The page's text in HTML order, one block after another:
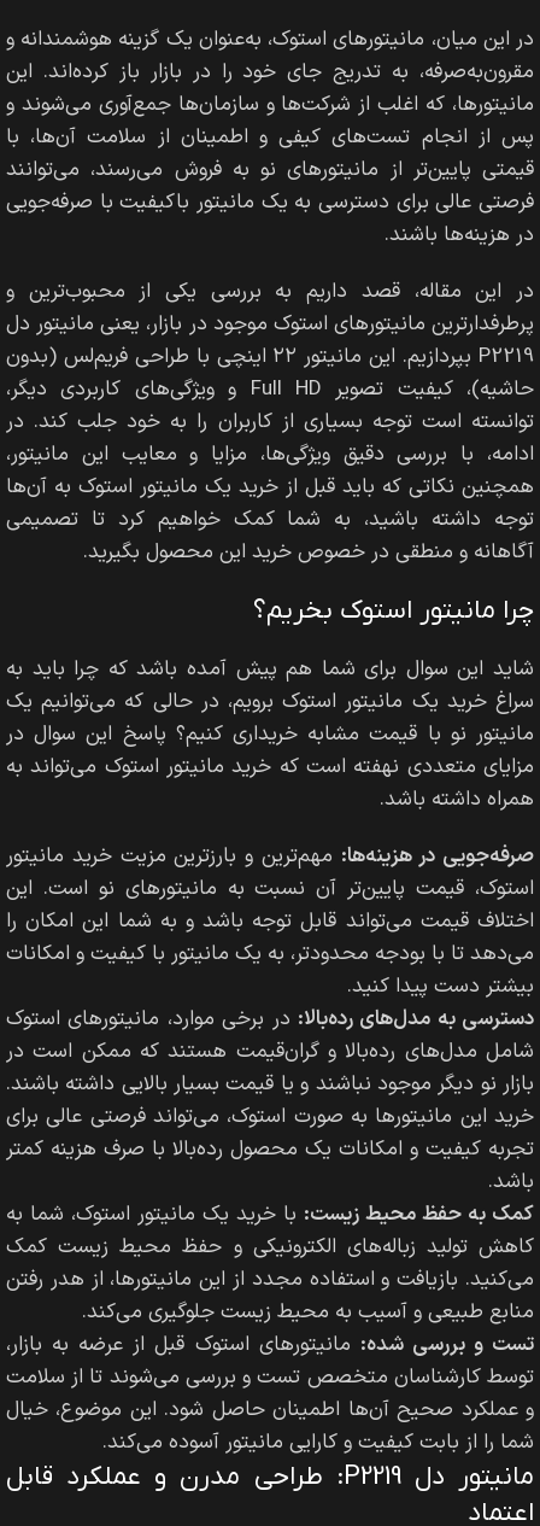
در این میان، مانیتورهای استوک، به‌عنوان یک گزینه هوشمندانه و
مقرون‌به‌صرفه، به تدریج جای خود را در بازار باز کرده‌اند. این
مانیتورها، که اغلب از شرکت‌ها و سازمان‌ها جمع‌آوری می‌شوند و
پس از انجام تست‌های کیفی و اطمینان از سلامت آن‌ها، با
قیمتی پایین‌تر از مانیتورهای نو به فروش می‌رسند، می‌توانند
فرصتی عالی برای دسترسی به یک مانیتور باکیفیت با صرفه‌جویی
در هزینه‌ها باشند.
در این مقاله، قصد داریم به بررسی یکی از محبوب‌ترین و
پرطرفدارترین مانیتورهای استوک موجود در بازار، یعنی مانیتور دل
P2219 بپردازیم. این مانیتور ۲۲ اینچی با طراحی فریم‌لس (بدون
حاشیه)، کیفیت تصویر Full HD و ویژگی‌های کاربردی دیگر،
توانسته است توجه بسیاری از کاربران را به خود جلب کند. در
ادامه، با بررسی دقیق ویژگی‌ها، مزایا و معایب این مانیتور،
همچنین نکاتی که باید قبل از خرید یک مانیتور استوک به آن‌ها
توجه داشته باشید، به شما کمک خواهیم کرد تا تصمیمی
آگاهانه و منطقی در خصوص خرید این محصول بگیرید.
چرا مانیتور استوک بخریم؟
شاید این سوال برای شما هم پیش آمده باشد که چرا باید به
سراغ خرید یک مانیتور استوک برویم، در حالی که می‌توانیم یک
مانیتور نو با قیمت مشابه خریداری کنیم؟ پاسخ این سوال در
مزایای متعددی نهفته است که خرید مانیتور استوک می‌تواند به
همراه داشته باشد.
صرفه‌جویی در هزینه‌ها: مهم‌ترین و بارزترین مزیت خرید مانیتور
استوک، قیمت پایین‌تر آن نسبت به مانیتورهای نو است. این
اختلاف قیمت می‌تواند قابل توجه باشد و به شما این امکان را
می‌دهد تا با بودجه محدودتر، به یک مانیتور با کیفیت و امکانات
بیشتر دست پیدا کنید.
دسترسی به مدل‌های رده‌بالا: در برخی موارد، مانیتورهای استوک
شامل مدل‌های رده‌بالا و گران‌قیمت هستند که ممکن است در
بازار نو دیگر موجود نباشند و یا قیمت بسیار بالایی داشته باشند.
خرید این مانیتورها به صورت استوک، می‌تواند فرصتی عالی برای
تجربه کیفیت و امکانات یک محصول رده‌بالا با صرف هزینه کمتر
باشد.
کمک به حفظ محیط زیست: با خرید یک مانیتور استوک، شما به
کاهش تولید زباله‌های الکترونیکی و حفظ محیط زیست کمک
می‌کنید. بازیافت و استفاده مجدد از این مانیتورها، از هدر رفتن
منابع طبیعی و آسیب به محیط زیست جلوگیری می‌کند.
تست و بررسی شده: مانیتورهای استوک قبل از عرضه به بازار،
توسط کارشناسان متخصص تست و بررسی می‌شوند تا از سلامت
و عملکرد صحیح آن‌ها اطمینان حاصل شود. این موضوع، خیال
شما را از بابت کیفیت و کارایی مانیتور آسوده می‌کند.
مانیتور دل P2219: طراحی مدرن و عملکرد قابل
اعتماد